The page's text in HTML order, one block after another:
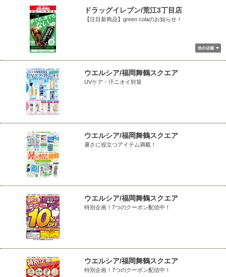
ドラッグイレブン/荒江3丁目店
【注目新商品】green colaのお知らせ！
ウエルシア/福岡舞鶴スクエア
UVケア・汗ニオイ対策
ウエルシア/福岡舞鶴スクエア
暑さに役立つアイテム満載！
ウエルシア/福岡舞鶴スクエア
特別企画！7つのクーポン配信中！
ウエルシア/福岡舞鶴スクエア
特別企画！7つのクーポン配信中！